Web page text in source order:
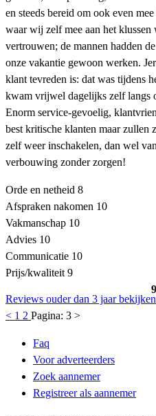
en steeds bereid om ook even
waar wij zelf mee aan het klussen
vertrouwen; de mannen hadden
onze vakantie gewoon werken.
klant tevreden is: dat was tijdens
kwam vrijwel dagelijks zelf langs
Enorm service-gevoelig,
best kritische klanten maar zullen
zelf weer inschakelen, dan wel
verbouwing zonder zorgen!
Orde en netheid 8
Afspraken nakomen 10
Vakmanschap 10
Advies 10
Communicatie 10
Prijs/kwaliteit 9
9
Reviews ouder dan 3 jaar bekijken
< 1 2 Pagina: 3 >
Faq
Voor adverteerders
Zoek aannemer
Registreer als aannemer